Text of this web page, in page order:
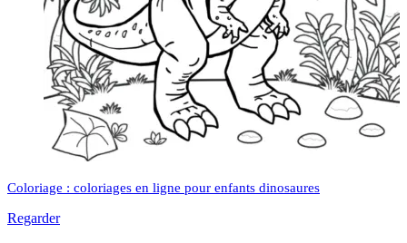
Coloriage : coloriages en ligne pour enfants dinosaures
Regarder